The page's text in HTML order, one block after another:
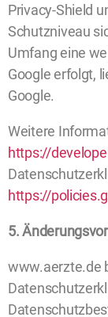
Privacy-Shield
Schutzniveau
Umfang eine
Google erfolgt,
Google.
Weitere
https://
https://
5.
www.aerzte.de